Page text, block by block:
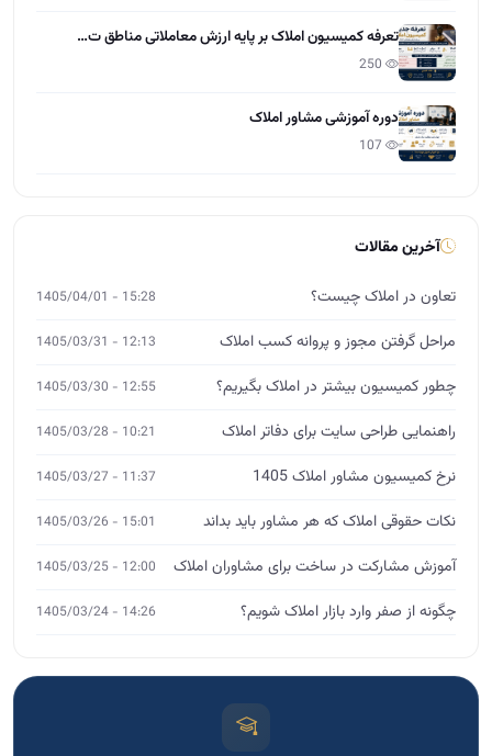
تعرفه کمیسیون املاک بر پایه ارزش معاملاتی مناطق ت…
دوره آموزشی مشاور املاک
آخرین مقالات
تعاون در املاک چیست؟ 15:28 - 1405/04/01
مراحل گرفتن مجوز و پروانه کسب املاک 12:13 - 1405/03/31
چطور کمیسیون بیشتر در املاک بگیریم؟ 12:55 - 1405/03/30
راهنمایی طراحی سایت برای دفاتر املاک 10:21 - 1405/03/28
نرخ کمیسیون مشاور املاک 1405 11:37 - 1405/03/27
نکات حقوقی املاک که هر مشاور باید بداند 15:01 - 1405/03/26
آموزش مشارکت در ساخت برای مشاوران املاک 12:00 - 1405/03/25
چگونه از صفر وارد بازار املاک شویم؟ 14:26 - 1405/03/24